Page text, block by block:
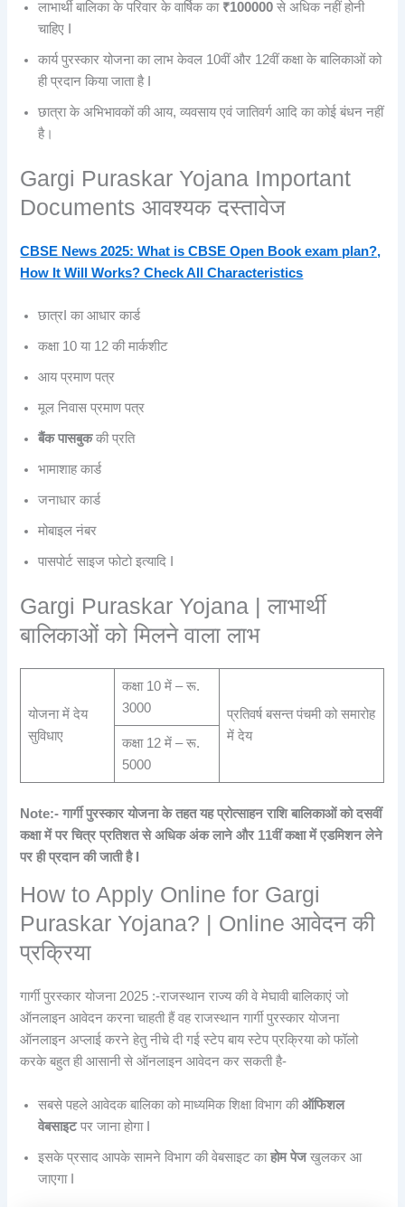
लाभार्थी बालिका के परिवार के वार्षिक का ₹100000से अधिक नहीं होनी
चाहिए I
कार्य पुरस्कार योजना का लाभ केवल 10वीं और 12वीं कक्षा के बालिकाओं को
ही प्रदान किया जाता है I
छात्रा के अभिभावकों की आय, व्यवसाय एवं जातिवर्ग आदि का कोई बंधन नहीं
है।
Gargi Puraskar Yojana Important
Documents आवश्यक दस्तावेज
CBSE News 2025: What is CBSE Open Book exam plan?,
How It Will Works? Check All Characteristics
छात्रI का आधार कार्ड
कक्षा 10 या 12 की मार्कशीट
आय प्रमाण पत्र
मूल निवास प्रमाण पत्र
बैंक पासबुककी प्रति
भामाशाह कार्ड
जनाधार कार्ड
मोबाइल नंबर
पासपोर्ट साइज फोटो इत्यादि I
Gargi Puraskar Yojana | लाभार्थी
बालिकाओं को मिलने वाला लाभ
योजना में देय
सुविधाए
कक्षा 10 में – रू.
3000
प्रतिवर्ष बसन्त पंचमी को समारोह
में देय
कक्षा 12 में – रू.
5000
Note:- गार्गी पुरस्कार योजना के तहत यह प्रोत्साहन राशि बालिकाओं को दसवीं
कक्षा में पर चित्र प्रतिशत से अधिक अंक लाने और 11वीं कक्षा में एडमिशन लेने
पर ही प्रदान की जाती है I
How to Apply Online for Gargi
Puraskar Yojana? | Online आवेदन की
प्रक्रिया
गार्गी पुरस्कार योजना 2025 :-राजस्थान राज्य की वे मेघावी बालिकाएं जो
ऑनलाइन आवेदन करना चाहती हैं वह राजस्थान गार्गी पुरस्कार योजना
ऑनलाइन अप्लाई करने हेतु नीचे दी गई स्टेप बाय स्टेप प्रक्रिया को फॉलो
करके बहुत ही आसानी से ऑनलाइन आवेदन कर सकती है-
सबसे पहले आवेदक बालिका को माध्यमिक शिक्षा विभाग कीऑफिशल
वेबसाइटपर जाना होगा I
इसके प्रसाद आपके सामने विभाग की वेबसाइट काहोम पेजखुलकर आ
जाएगा I